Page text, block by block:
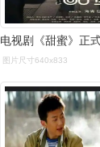
图片尺寸640x833